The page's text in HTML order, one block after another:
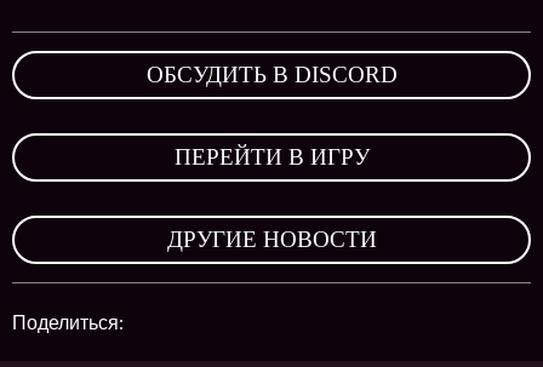
ОБСУДИТЬ В DISCORD
ПЕРЕЙТИ В ИГРУ
ДРУГИЕ НОВОСТИ
Поделиться: